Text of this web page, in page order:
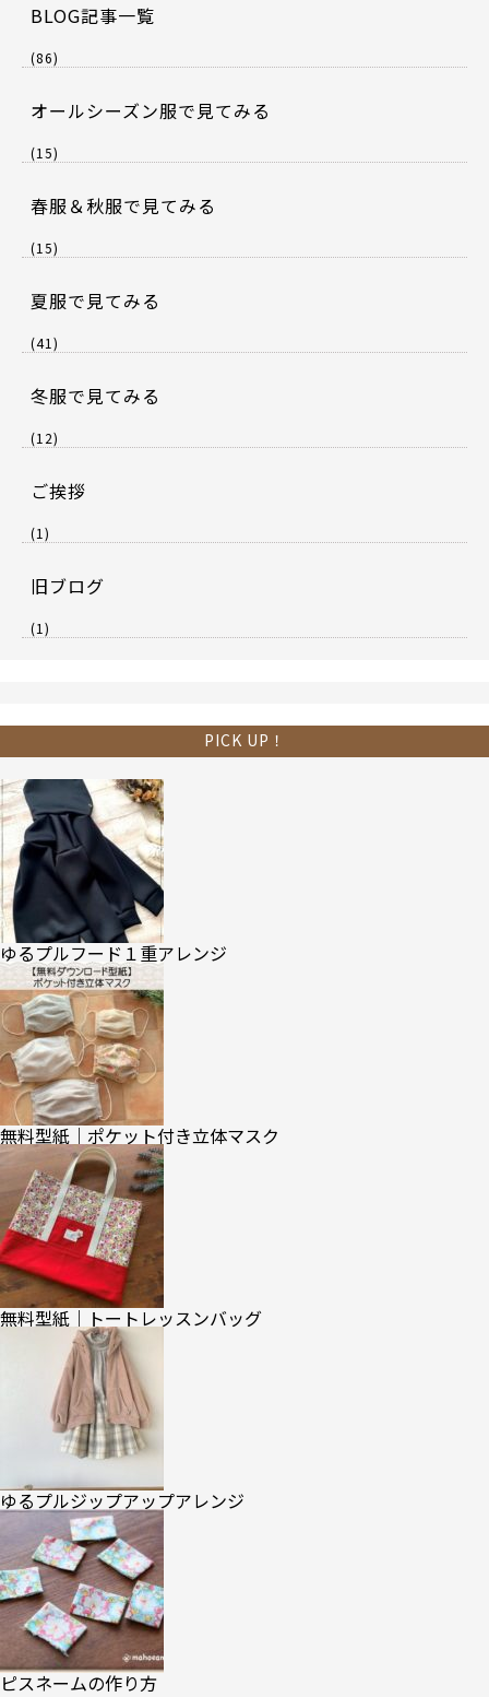
BLOG記事一覧
(86)
オールシーズン服で見てみる
(15)
春服＆秋服で見てみる
(15)
夏服で見てみる
(41)
冬服で見てみる
(12)
ご挨拶
(1)
旧ブログ
(1)
PICK UP！
ゆるプルフード１重アレンジ
無料型紙｜ポケット付き立体マスク
無料型紙｜トートレッスンバッグ
ゆるプルジップアップアレンジ
ピスネームの作り方